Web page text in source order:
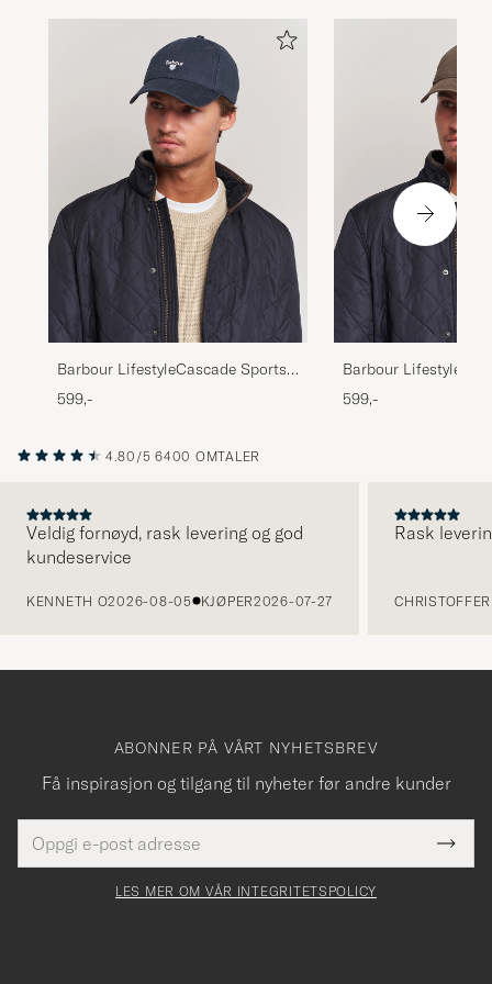
Barbour LifestyleCascade Sports
CapNavy
599,-
Barbour
CapOlive
599,-
4.80/5 6400 OMTALER
Veldig fornøyd, rask levering og god
kundeservice
KENNETH O2026-08-05 KJØPER2026-07-27
Rask
ABONNER PÅ VÅRT NYHETSBREV
Få inspirasjon og tilgang til nyheter før andre kunder
postadresse
felt
Tack
för
LES MER OM VÅR INTEGRITETSPOLICY